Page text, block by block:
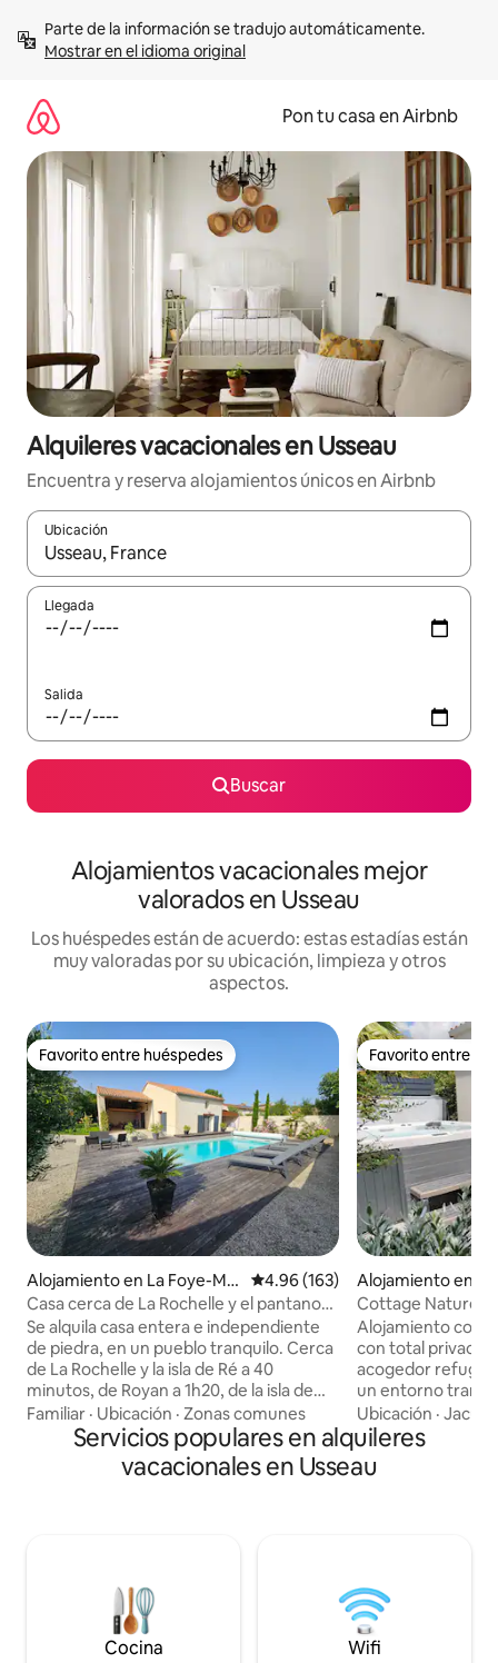
contenidoMostrar en el idioma original
Pon tu casa en Airbnb
Alquileres vacacionales en Usseau
Encuentra y reserva alojamientos únicos en Airbnb
Ubicación
Cuando los resultados estén disponibles, navega con las
Llegada
Salida
Buscar
Alojamientos vacacionales mejor
valorados en Usseau
Los huéspedes están de acuerdo: estas estadías están
muy valoradas por su ubicación, limpieza y otros
aspectos.
Favorito entre huéspedes
Favorito entre huéspedes
Alojamiento en La Foye-Mo
njault
Calificación promedio: 4.96 de
4.96 (163)
Casa cerca de La Rochelle y el pantano
de Poitevin
Se alquila casa entera e independiente
de piedra, en un pueblo tranquilo. Cerca
de La Rochelle y la isla de Ré a 40
minutos, de Royan a 1h20, de la isla de
Oleron a 1h40, del Futuroscope a 1h, del
Puy du Fou a 1h30, del Zoodysée de
Chizé a 10 minutos, Niort a 20 minutos,
Coulon y el Marais Poitevin a 15 minutos.
hasta finales de septiembre.
Familiar · Ubicación · Zonas comunes
Favorito entre
Favorito entre
Alojamiento en
r-d'Aunis
Cottage
acondicionado
septiembre
Alojamiento con
con total privacidad. Bienvenido
acogedor refugio de 40
un entorno
campo tiene un
un sofá cama. Ambiente zen con
palmeras y
Estacionamiento
la isla de Ré y a 1
Ubicación ·
Servicios populares en alquileres
vacacionales en Usseau
Cocina Wifi